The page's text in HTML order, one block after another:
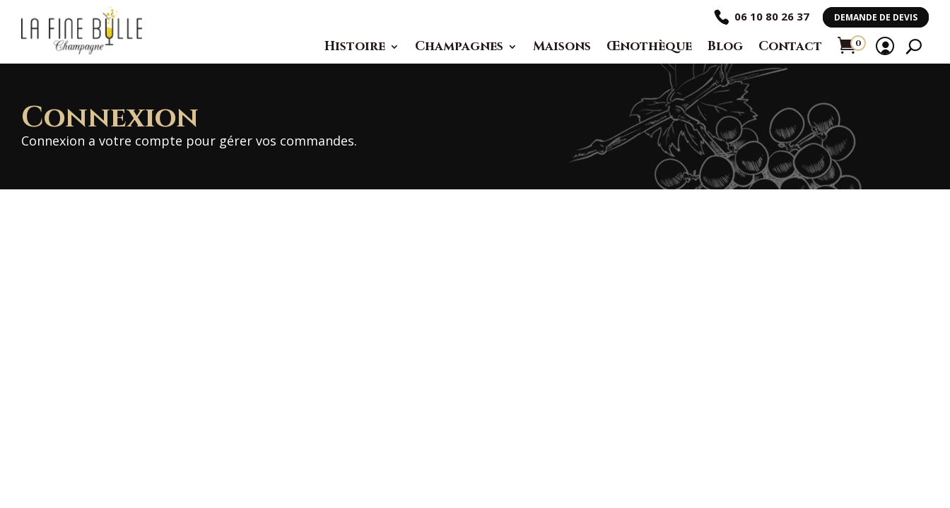
06 10 80 26 37 DEMANDE DE DEVIS
Histoire Champagnes Maisons Œnothèque Blog Contact
0
Ar
Connexion
Connexion a votre compte pour gérer vos commandes.